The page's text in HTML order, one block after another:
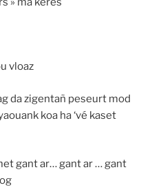
vloaz
da zigentañ peseurt mod
koa ha ‘vé kaset
gant ar… gant ar … gant